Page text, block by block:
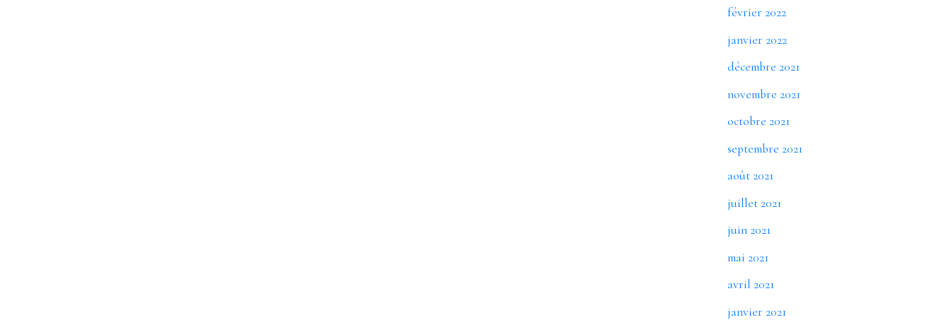
février 2022
janvier 2022
décembre 2021
novembre 2021
octobre 2021
septembre 2021
août 2021
juillet 2021
juin 2021
mai 2021
avril 2021
janvier 2021